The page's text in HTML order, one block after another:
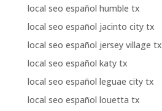
local seo español humble tx
local seo español jacinto city tx
local seo español jersey village tx
local seo español katy tx
local seo español leguae city tx
local seo español louetta tx